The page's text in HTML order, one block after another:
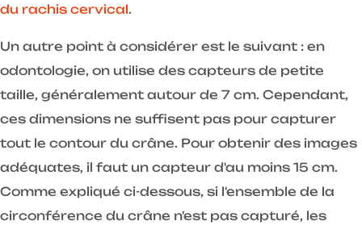
du rachis cervical.
Un autre point à considérer est le suivant : en
odontologie, on utilise des capteurs de petite
taille, généralement autour de 7 cm. Cependant,
ces dimensions ne suffisent pas pour capturer
tout le contour du crâne. Pour obtenir des images
adéquates, il faut un capteur d'au moins 15 cm.
Comme expliqué ci-dessous, si l'ensemble de la
circonférence du crâne n'est pas capturé, les